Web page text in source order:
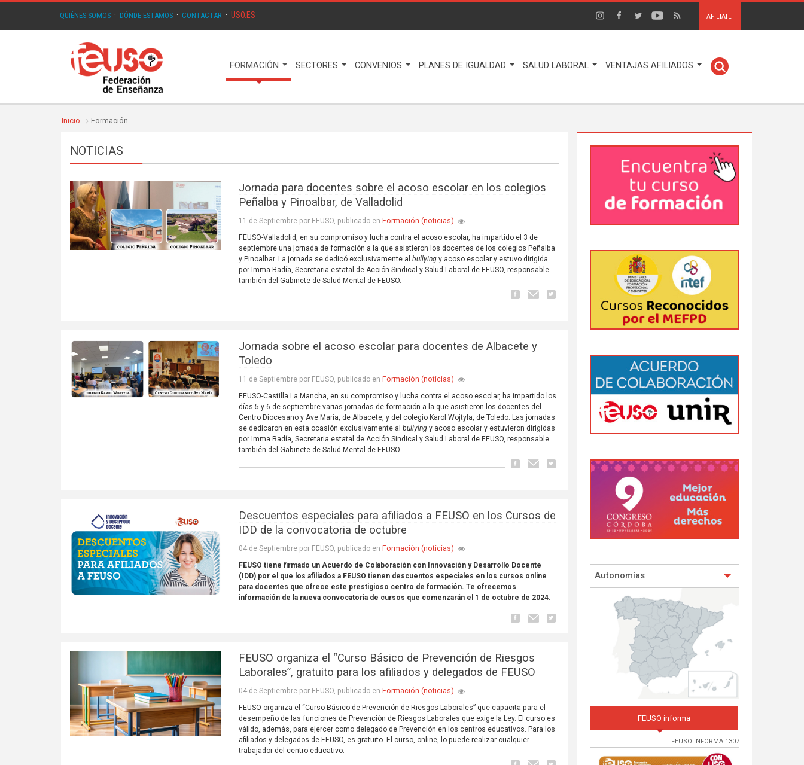
QUIÉNES SOMOS · DÓNDE ESTAMOS · CONTACTAR · USO.ES AFÍLIATE
FORMACIÓN SECTORES CONVENIOS PLANES DE IGUALDAD SALUD LABORAL VENTAJAS AFILIADOS
Inicio Formación
NOTICIAS
Jornada para docentes sobre el acoso escolar en los colegios
Peñalba y Pinoalbar, de Valladolid
11 de Septiembre por FEUSO, publicado en Formación (noticias)
FEUSO-Valladolid, en su compromiso y lucha contra el acoso escolar, ha impartido el 3 de
septiembre una jornada de formación a la que asistieron los docentes de los colegios Peñalba
y Pinoalbar. La jornada se dedicó exclusivamente albullying y acoso escolar y estuvo dirigida
por Imma Badía, Secretaria estatal de Acción Sindical y Salud Laboral de FEUSO, responsable
también del Gabinete de Salud Mental de FEUSO.
Jornada sobre el acoso escolar para docentes de Albacete y
Toledo
11 de Septiembre por FEUSO, publicado en Formación (noticias)
FEUSO-Castilla La Mancha, en su compromiso y lucha contra el acoso escolar, ha impartido los
días 5 y 6 de septiembre varias jornadas de formación a la que asistieron los docentes del
Centro Diocesano y Ave María, de Albacete, y del colegio Karol Wojtyla, de Toledo. Las jornadas
se dedicaron en esta ocasión exclusivamente albullying y acoso escolar y estuvieron dirigidas
por Imma Badía, Secretaria estatal de Acción Sindical y Salud Laboral de FEUSO, responsable
también del Gabinete de Salud Mental de FEUSO.
Descuentos especiales para afiliados a FEUSO en los Cursos de
IDD de la convocatoria de octubre
04 de Septiembre por FEUSO, publicado en Formación (noticias)
FEUSO tiene firmado un Acuerdo de Colaboración con Innovación y Desarrollo Docente
(IDD) por el que los afiliados a FEUSO tienen descuentos especiales en los cursos online
para docentes que ofrece este prestigioso centro de formación. Te ofrecemos
información de la nueva convocatoria de cursos que comenzarán el 1 de octubre de 2024.
FEUSO organiza el “Curso Básico de Prevención de Riesgos
Laborales”, gratuito para los afiliados y delegados de FEUSO
04 de Septiembre por FEUSO, publicado en Formación (noticias)
FEUSO organiza el “Curso Básico de Prevención de Riesgos Laborales” que capacita para el
desempeño de las funciones de Prevención de Riesgos Laborales que exige la Ley. El curso es
válido, además, para ejercer como delegado de Prevención en los centros educativos. Para los
afiliados y delegados de FEUSO, es gratuito. El curso, online, lo puede realizar cualquier
trabajador del centro educativo.
Autonomías
FEUSO informa
FEUSO INFORMA 1307